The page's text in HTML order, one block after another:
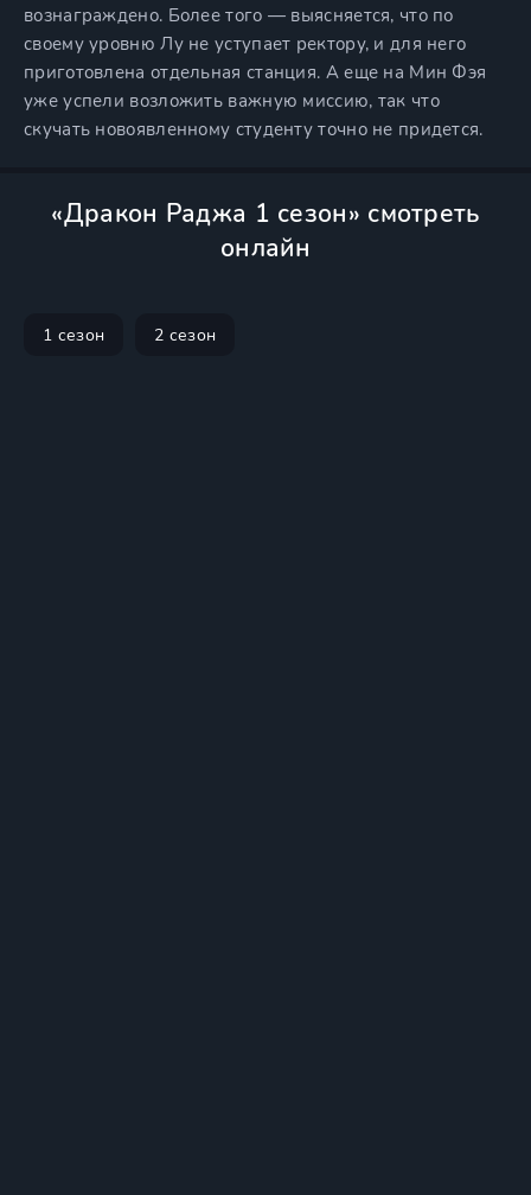
вознаграждено. Более того — выясняется, что по
своему уровню Лу не уступает ректору, и для него
приготовлена отдельная станция. А еще на Мин Фэя
уже успели возложить важную миссию, так что
скучать новоявленному студенту точно не придется.
«Дракон Раджа 1 сезон» смотреть
онлайн
1 сезон 2 сезон